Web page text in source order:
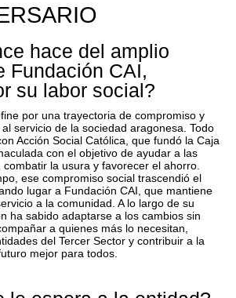
hace del amplio
Fundación CAI,
su labor social?
por una trayectoria de compromiso y
servicio de la sociedad aragonesa. Todo
Acción Social Católica, que fundó la Caja
con el objetivo de ayudar a las
la usura y favorecer el ahorro.
ese compromiso social trascendió el
lugar a Fundación CAI, que mantiene
a la comunidad. A lo largo de su
ha sabido adaptarse a los cambios sin
a quienes más lo necesitan,
del Tercer Sector y contribuir a la
mejor para todos.